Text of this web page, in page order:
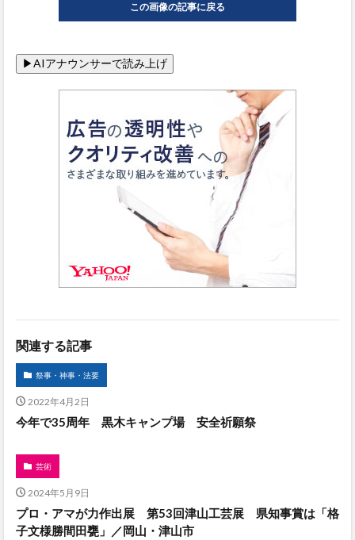
この画像の記事に戻る
関連する記事
祭事・神事・法要
2022年4月2日
今年で35周年 黒木キャンプ場 安全祈願祭
芸術
2024年5月9日
プロ・アマが力作出展 第53回津山工芸展 県知事賞は「格
子文様勝間田甕」／岡山・津山市